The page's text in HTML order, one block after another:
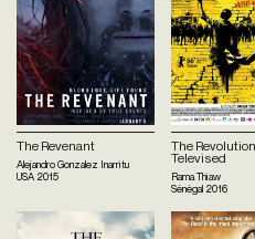
The Revenant
Alejandro Gonzalez Inarritu
USA 2015
The Revolution
Televised
Rama Thiaw
Sénégal 2016